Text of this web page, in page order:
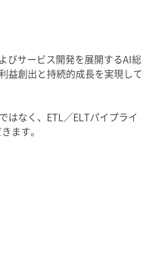
びサービス開発を展開するAI総
益創出と持続的成長を実現して
はなく、ETL／ELTパイプライ
ます。